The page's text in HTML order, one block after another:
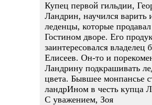
Купец первой гильдии,
Ландрин, научился варить
леденцы, которые
Гостином дворе. Его
заинтересовался владелец
Елисеев. Он-то и
Ландрину подкрашивать
цвета. Бывшее монпансье
ландрИном в честь купца
С уважением, Зоя